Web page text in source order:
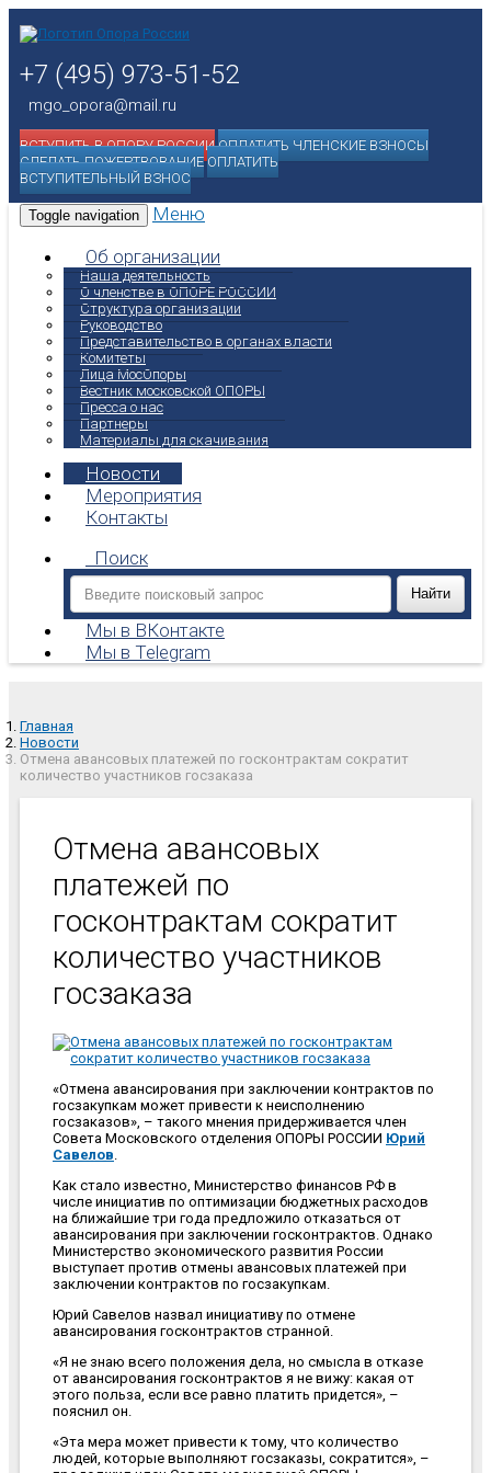
+7 (495) 973-51-52
mgo_opora@mail.ru
ВСТУПИТЬ В ОПОРУ РОССИИ ОПЛАТИТЬ ЧЛЕНСКИЕ ВЗНОСЫ
СДЕЛАТЬ ПОЖЕРТВОВАНИЕ ОПЛАТИТЬ
ВСТУПИТЕЛЬНЫЙ ВЗНОС
Toggle navigation
Меню
Об организации
Наша деятельность
О членстве в ОПОРЕ РОССИИ
Структура организации
Руководство
Представительство в органах власти
Комитеты
Лица МосОпоры
Вестник московской ОПОРЫ
Пресса о нас
Партнеры
Материалы для скачивания
Новости
Мероприятия
Контакты
Поиск
Мы в ВКонтакте
Мы в Telegram
Главная
Новости
Отмена авансовых платежей по госконтрактам сократит
количество участников госзаказа
Отмена авансовых
платежей по
госконтрактам сократит
количество участников
госзаказа
«Отмена авансирования при заключении контрактов по
госзакупкам может привести к неисполнению
госзаказов», – такого мнения придерживается член
Совета Московского отделения ОПОРЫ РОССИИ Юрий
Савелов.
Как стало известно, Министерство финансов РФ в
числе инициатив по оптимизации бюджетных расходов
на ближайшие три года предложило отказаться от
авансирования при заключении госконтрактов. Однако
Министерство экономического развития России
выступает против отмены авансовых платежей при
заключении контрактов по госзакупкам.
Юрий Савелов назвал инициативу по отмене
авансирования госконтрактов странной.
«Я не знаю всего положения дела, но смысла в отказе
от авансирования госконтрактов я не вижу: какая от
этого польза, если все равно платить придется», –
пояснил он.
«Эта мера может привести к тому, что количество
людей, которые выполняют госзаказы, сократится», –